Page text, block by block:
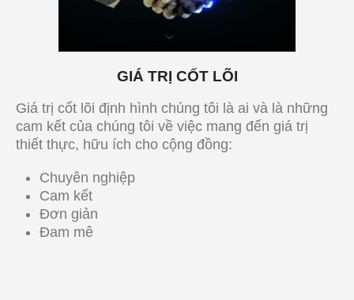
GIÁ TRỊ CỐT LÕI
Giá trị cốt lõi định hình chúng tôi là ai và là những
cam kết của chúng tôi về việc mang đến giá trị
thiết thực, hữu ích cho cộng đồng:
Chuyên nghiệp
Cam kết
Đơn giản
Đam mê